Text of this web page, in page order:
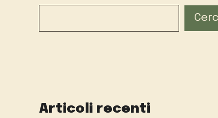
Articoli recenti